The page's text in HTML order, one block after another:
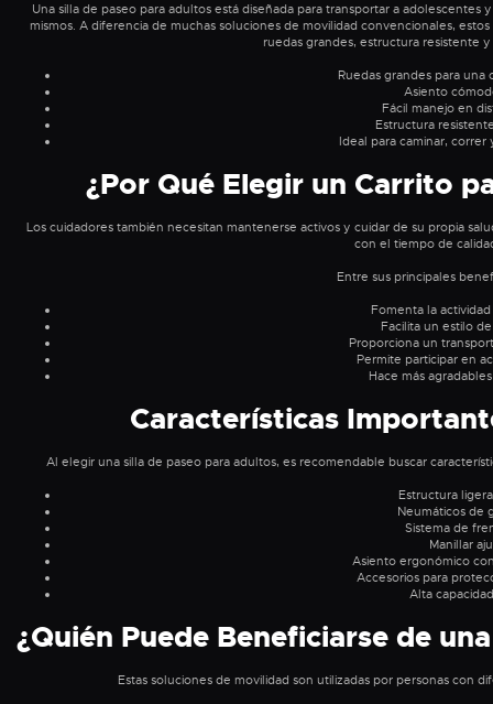
Una silla de paseo para adultos está diseñada para transportar a
mismos. A diferencia de muchas soluciones de movilidad convencionales,
ruedas grandes, estructura resistente
Ruedas grandes para una
Asiento
Fácil manejo en
Estructura
Ideal para caminar,
¿Por Qué Elegir un Carrito
Los cuidadores también necesitan mantenerse activos y cuidar de su propia
con el tiempo de
Entre sus principales
Fomenta la
Facilita un estilo
Proporciona un
Permite participar en
Hace más
Características
Al elegir una silla de paseo para adultos, es recomendable buscar
Estructura
Neumáticos de
Sistema de
Manillar
Asiento ergonómico
Accesorios para
Alta
¿Quién Puede Beneficiarse de
Estas soluciones de movilidad son utilizadas por personas con